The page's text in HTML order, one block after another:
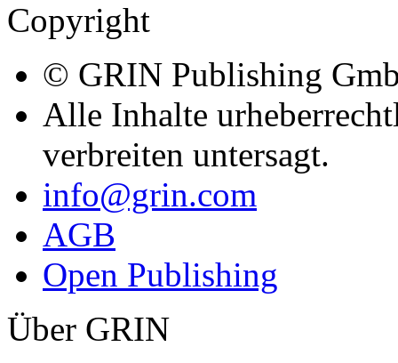
Copyright
© GRIN Publishing
Alle Inhalte
verbreiten untersagt.
info@grin.com
AGB
Open Publishing
Über GRIN